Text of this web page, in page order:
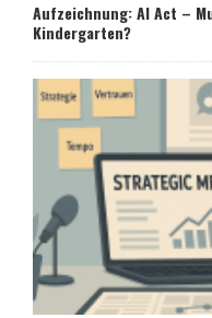
Aufzeichnung: AI Act –
Kindergarten?